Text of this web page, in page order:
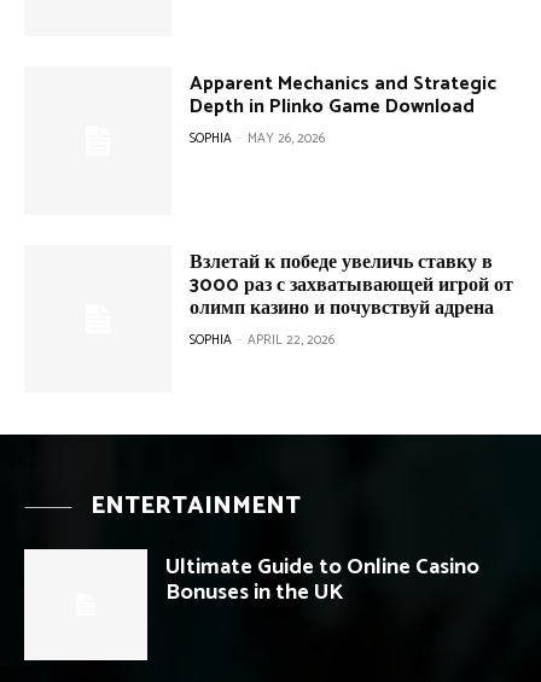
Apparent Mechanics and Strategic
Depth in Plinko Game Download
SOPHIA - MAY 26, 2026
Взлетай к победе увеличь ставку в
3000 раз с захватывающей игрой от
олимп казино и почувствуй адрена
SOPHIA - APRIL 22, 2026
ENTERTAINMENT
Ultimate Guide to Online Casino
Bonuses in the UK